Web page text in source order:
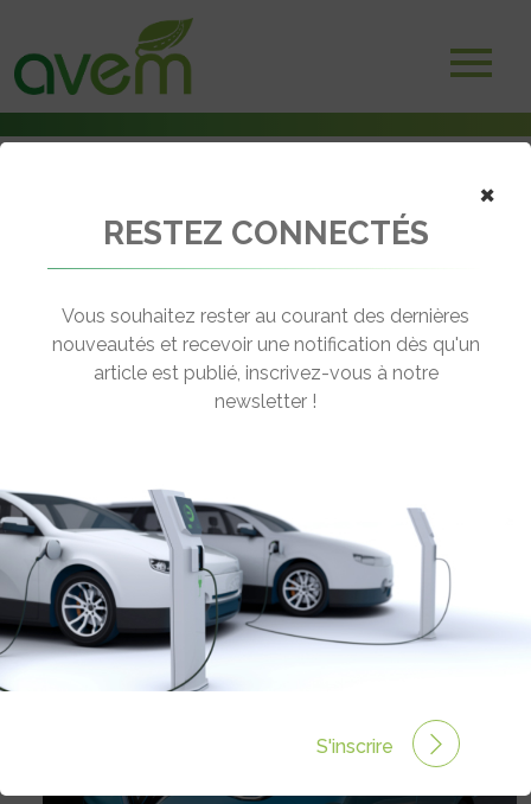
Voitures électriques
RENAULT ZOÉ 80KW
[wppr_avg_rating id="42171"]
Autonomie :390 km
Prix :32500€
×
RESTEZ CONNECTÉS
Vous souhaitez rester au courant des dernières
nouveautés et recevoir une notification dès qu'un
article est publié, inscrivez-vous à notre
newsletter !
S'inscrire